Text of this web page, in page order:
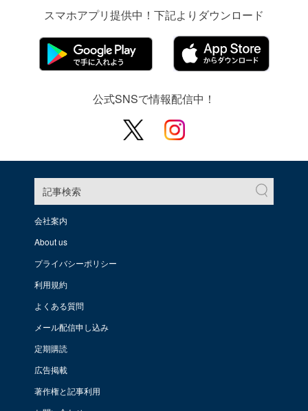
スマホアプリ提供中！下記よりダウンロード
公式SNSで情報配信中！
記事検索
会社案内
About us
プライバシーポリシー
利用規約
よくある質問
メール配信申し込み
定期購読
広告掲載
著作権と記事利用